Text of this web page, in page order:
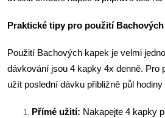
Praktické tipy pro použití
Použití Bachových kapek je velmi
dávkování jsou 4 kapky 4x denně. Pro
užít poslední dávku přibližně půl
Přímé užití: Nakapejte 4 kapky